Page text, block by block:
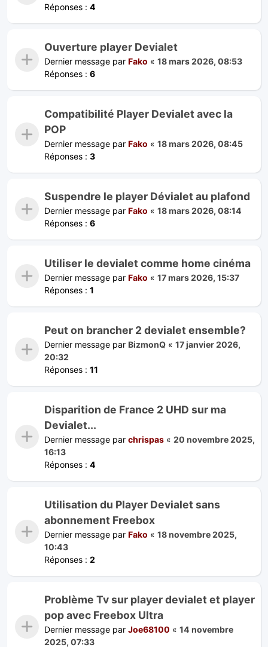
Réponses : 4
Ouverture player Devialet
Dernier message par Fako « 18 mars 2026, 08:53
Réponses : 6
Compatibilité Player Devialet avec la
POP
Dernier message par Fako « 18 mars 2026, 08:45
Réponses : 3
Suspendre le player Dévialet au plafond
Dernier message par Fako « 18 mars 2026, 08:14
Réponses : 6
Utiliser le devialet comme home cinéma
Dernier message par Fako « 17 mars 2026, 15:37
Réponses : 1
Peut on brancher 2 devialet ensemble?
Dernier message par BizmonQ « 17 janvier 2026,
20:32
Réponses : 11
Disparition de France 2 UHD sur ma
Devialet...
Dernier message par chrispas « 20 novembre 2025,
16:13
Réponses : 4
Utilisation du Player Devialet sans
abonnement Freebox
Dernier message par Fako « 18 novembre 2025,
10:43
Réponses : 2
Problème Tv sur player devialet et player
pop avec Freebox Ultra
Dernier message par Joe68100 « 14 novembre
2025, 07:33